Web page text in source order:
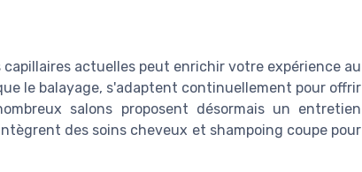
actuelles peut enrichir votre expérience au
le balayage, s'adaptent continuellement pour offrir
salons proposent désormais un entretien
des soins cheveux et shampoing coupe pour